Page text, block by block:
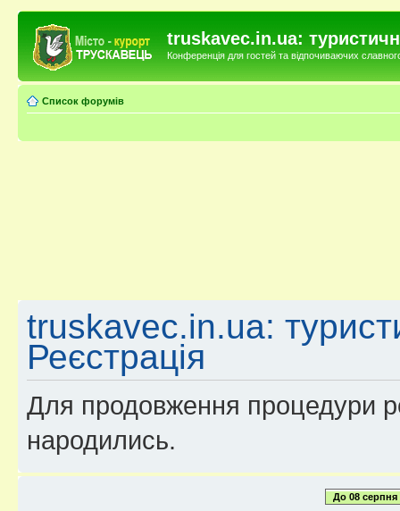
truskavec.in.ua:
Конференція для гостей та відпочиваючих
Список форумів
truskavec.in.ua:
Реєстрація
Для продовження процедури
народились.
До 08 серпня